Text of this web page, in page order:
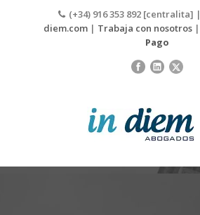
(+34) 916 353 892 [centralita] |
diem.com| Trabaja con nosotros|
Pago